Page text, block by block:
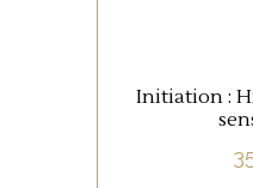
Initiation :